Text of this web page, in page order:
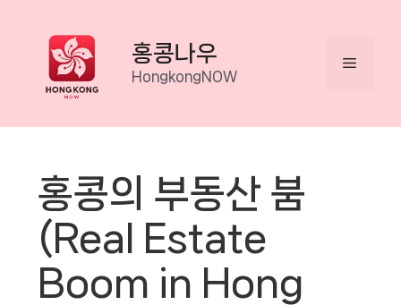
content
홍콩나우
HongkongNOW
Menu
홍콩의 부동산 붐
(Real Estate
Boom in Hong